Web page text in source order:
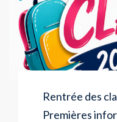
Rentrée des
Premières